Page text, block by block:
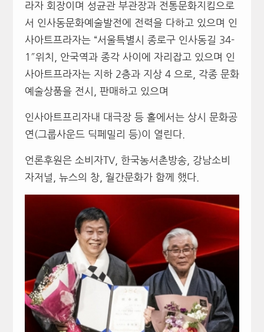
라자 회장이며 성균관 부관장과 전통문화지킴으로
서 인사동문화예술발전에 전력을 다하고 있으며 인
사아트프라자는 “서울특별시 종로구 인사동길 34-
1″위치, 안국역과 종각 사이에 자리잡고 있으며 인
사아트프라자는 지하 2층과 지상 4 으로, 각종 문화
예술상품을 전시, 판매하고 있으며
인사아트프리자내 대극장 등 홀에서는 상시 문화공
연(그룹사운드 딕페밀리 등)이 열린다.
언론후원은 소비자TV, 한국농서촌방송, 강남소비
자저널, 뉴스의 창, 월간문화가 함께 했다.